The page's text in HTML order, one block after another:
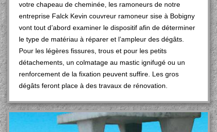
votre chapeau de cheminée, les ramoneurs de notre
entreprise Falck Kevin couvreur ramoneur sise à Bobigny
vont tout d’abord examiner le dispositif afin de déterminer
le type de matériau à réparer et l’ampleur des dégâts.
Pour les légères fissures, trous et pour les petits
détachements, un colmatage au mastic ignifugé ou un
renforcement de la fixation peuvent suffire. Les gros
dégâts feront place à des travaux de rénovation.